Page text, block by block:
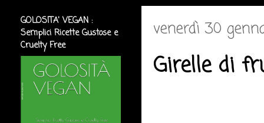
venerdì 30
Girelle di
GOLOSITA' VEGAN :
Semplici Ricette Gustose e
Cruelty Free